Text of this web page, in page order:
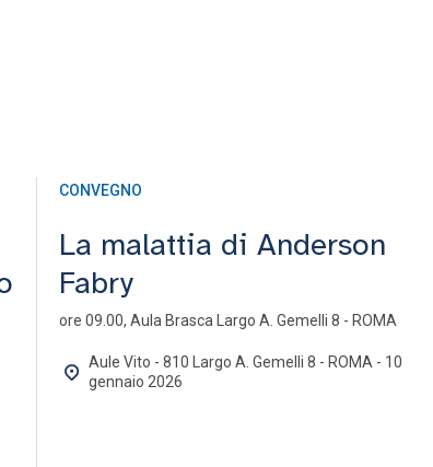
CONVEGNO
La malattia di Anderson
Fabry
ore 09.00, Aula Brasca Largo A. Gemelli 8 - ROMA
Aule Vito - 810 Largo A. Gemelli 8 - ROMA - 10
gennaio 2026